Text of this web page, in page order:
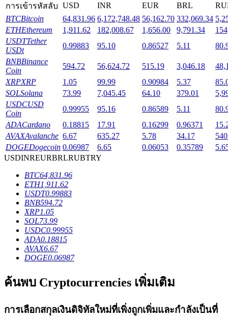
เงินกู้
บริการยืมเงินที่ได้รับการสนับสนุนจาก Crypto
ลงทุนอัตโนมัติ
การเข้ารหัสลับ USD INR EUR BRL
BTCBitcoin 64,831.96 6,172,748.48 56,162.70 332,069.34
ETHEthereum 1,911.62 182,008.67 1,656.00 9,791.34
USDTTether
USDt
0.99883 95.10 0.86527 5.11
BNBBinance
Coin
594.72 56,624.72 515.19 3,046.18
XRPXRP 1.05 99.99 0.90984 5.37
SOLSolana 73.99 7,045.45 64.10 379.01
USDCUSD
Coin
0.99955 95.16 0.86589 5.11
ADACardano 0.18815 17.91 0.16299 0.96371
AVAXAvalanche 6.67 635.27 5.78 34.17
DOGEDogecoin 0.06987 6.65 0.06053 0.35789
USDINREURBRLRUBTRY
BTC64,831.96
ETH1,911.62
USDT0.99883
BNB594.72
XRP1.05
SOL73.99
USDC0.99955
ADA0.18815
AVAX6.67
DOGE0.06987
ค้นพบ Cryptocurrencies เพิ่มเติม
การเลือกสกุลเงินดิจิทัลใหม่ที่เพิ่งถูกเพิ่มและกำลังเป็นที่